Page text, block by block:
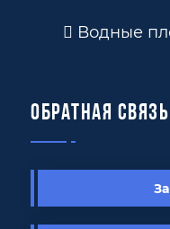
Водные
Обратная связь